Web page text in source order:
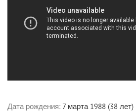
Дата рождения: 7 марта 1988 (38 лет)